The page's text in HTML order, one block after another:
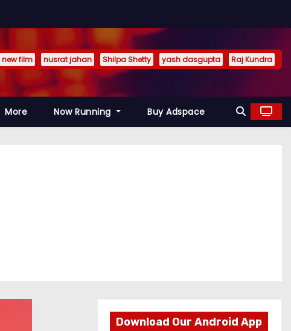
new film nusrat jahan Shilpa Shetty yash dasgupta Raj Kundra
More Now Running Buy Adspace
Download Our Android App